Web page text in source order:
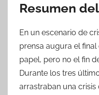
Resumen
En un escenario de
prensa augura el
papel, pero no el fin
Durante los tres
arrastraban una